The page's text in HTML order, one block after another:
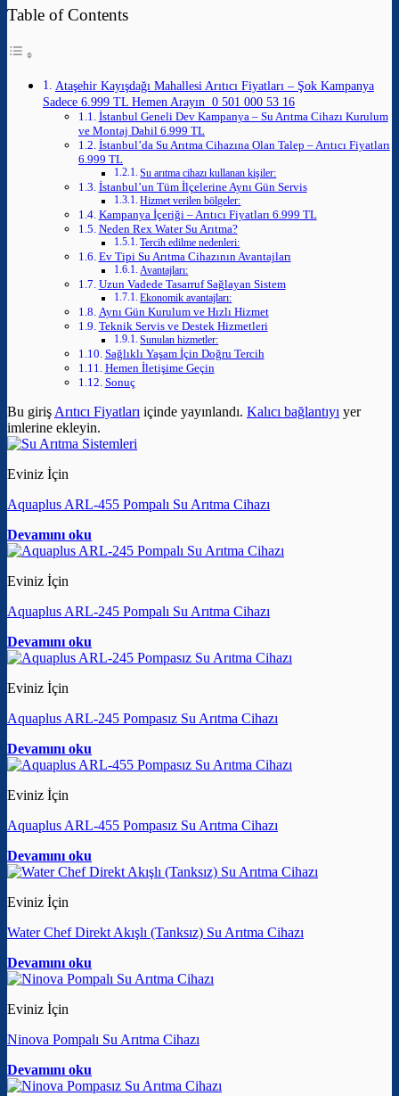
Table of Contents
Ataşehir Kayışdağı Mahallesi Arıtıcı Fiyatları – Şok Kampanya
Sadece 6.999 TL Hemen Arayın 0 501 000 53 16
İstanbul Geneli Dev Kampanya – Su Arıtma Cihazı Kurulum
ve Montaj Dahil 6.999 TL
İstanbul’da Su Arıtma Cihazına Olan Talep – Arıtıcı Fiyatları
6.999 TL
Su arıtma cihazı kullanan kişiler:
İstanbul’un Tüm İlçelerine Aynı Gün Servis
Hizmet verilen bölgeler:
Kampanya İçeriği – Arıtıcı Fiyatları 6.999 TL
Neden Rex Water Su Arıtma?
Tercih edilme nedenleri:
Ev Tipi Su Arıtma Cihazının Avantajları
Avantajları:
Uzun Vadede Tasarruf Sağlayan Sistem
Ekonomik avantajları:
Aynı Gün Kurulum ve Hızlı Hizmet
Teknik Servis ve Destek Hizmetleri
Sunulan hizmetler:
Sağlıklı Yaşam İçin Doğru Tercih
Hemen İletişime Geçin
Sonuç
Bu girişArıtıcı Fiyatları içinde yayınlandı. Kalıcı bağlantıyı yer
imlerine ekleyin.
Eviniz İçin
Aquaplus ARL-455 Pompalı Su Arıtma Cihazı
Devamını oku
Eviniz İçin
Aquaplus ARL-245 Pompalı Su Arıtma Cihazı
Devamını oku
Eviniz İçin
Aquaplus ARL-245 Pompasız Su Arıtma Cihazı
Devamını oku
Eviniz İçin
Aquaplus ARL-455 Pompasız Su Arıtma Cihazı
Devamını oku
Eviniz İçin
Water Chef Direkt Akışlı (Tanksız) Su Arıtma Cihazı
Devamını oku
Eviniz İçin
Ninova Pompalı Su Arıtma Cihazı
Devamını oku